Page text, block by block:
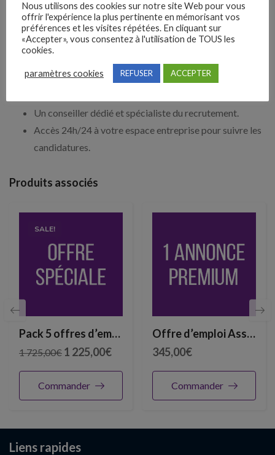
notre CVthèque propriétaire et des grandes Cvthèques
du marché
Expériences professionnelles et zone géographique
vérifiées par nos soins
Un conseiller dédié et spécialiste du recrutement.
Accès 24h/24 à votre espace entreprise pour suivre les
candidatures.
Produits associés
SALE!
Pack 5 offres d’emploi
1 725,00€ 1 225,00€
Commander
Offre d’emploi Assurance
345,00€
Commander
Liens rapides
Nous utilisons des cookies sur notre site Web pour vous
offrir l'expérience la plus pertinente en mémorisant vos
préférences et les visites répétées. En cliquant sur
«Accepter», vous consentez à l'utilisation de TOUS les
cookies.
paramètres cookies REFUSER ACCEPTER